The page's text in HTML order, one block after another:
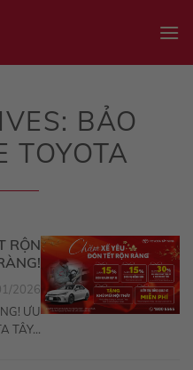
BẢO
TOYOTA
RỘN
ƯU
TÂY...
2026